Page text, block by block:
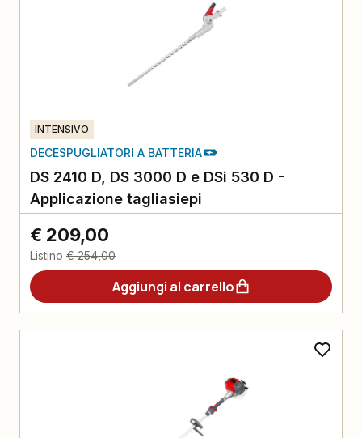
INTENSIVO
DECESPUGLIATORI A BATTERIA
DS 2410 D, DS 3000 D e DSi 530 D -
Applicazione tagliasiepi
€ 209,00
Listino € 254,00
Aggiungi al carrello